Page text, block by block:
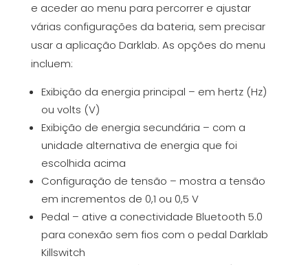
e aceder ao menu para percorrer e ajustar
várias configurações da bateria, sem precisar
usar a aplicação Darklab. As opções do menu
incluem:
Exibição da energia principal – em hertz (Hz)
ou volts (V)
Exibição de energia secundária – com a
unidade alternativa de energia que foi
escolhida acima
Configuração de tensão – mostra a tensão
em incrementos de 0,1 ou 0,5 V
Pedal – ative a conectividade Bluetooth 5.0
para conexão sem fios com o pedal Darklab
Killswitch